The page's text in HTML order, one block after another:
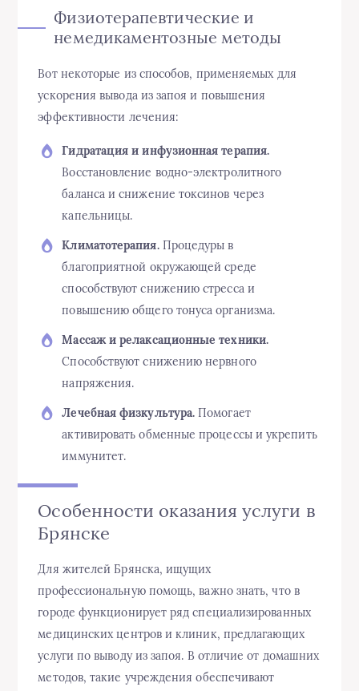
Физиотерапевтические и
немедикаментозные методы
Вот некоторые из способов, применяемых для
ускорения вывода из запоя и повышения
эффективности лечения:
Гидратация и инфузионная терапия.
Восстановление водно-электролитного
баланса и снижение токсинов через
капельницы.
Климатотерапия.Процедуры в
благоприятной окружающей среде
способствуют снижению стресса и
повышению общего тонуса организма.
Массаж и релаксационные техники.
Способствуют снижению нервного
напряжения.
Лечебная физкультура. Помогает
активировать обменные процессы и укрепить
иммунитет.
Особенности оказания услуги в
Брянске
Для жителей Брянска, ищущих
профессиональную помощь, важно знать, что в
городе функционирует ряд специализированных
медицинских центров и клиник, предлагающих
услуги по выводу из запоя. В отличие от домашних
методов, такие учреждения обеспечивают